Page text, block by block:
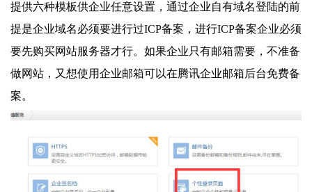
提供六种模板供企业任意设置，通过企业自有域名登陆的前
提是企业域名必须要进行过ICP备案，进行ICP备案企业必须
要先购买网站服务器才行。如果企业只有邮箱需要，不准备
做网站，又想使用企业邮箱可以在腾讯企业邮箱后台免费备
案。